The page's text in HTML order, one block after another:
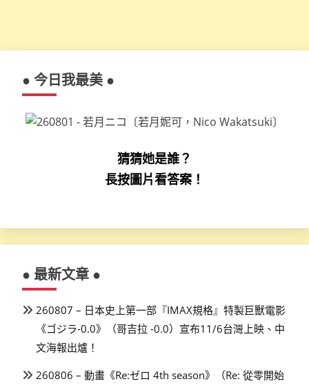
● 今日我最美 ●
猜猜她是誰？
長按圖片看答案！
● 最新文章 ●
260807 – 日本史上第一部『IMAX規格』特製巨獸電影
《ゴジラ-0.0》（哥吉拉 -0.0）宣布11/6台灣上映、中
文海報出爐！
260806 – 動畫《Re:ゼロ 4th season》（Re: 從零開始